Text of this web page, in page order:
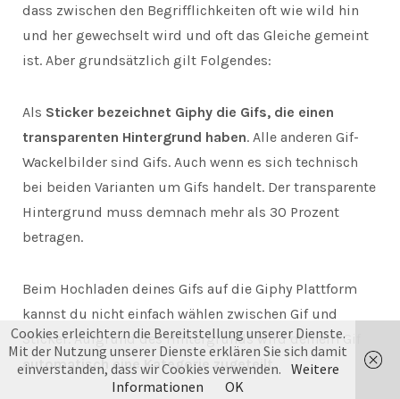
dass zwischen den Begrifflichkeiten oft wie wild hin
und her gewechselt wird und oft das Gleiche gemeint
ist. Aber grundsätzlich gilt Folgendes:
Als Sticker bezeichnet Giphy die Gifs, die einen
transparenten Hintergrund haben. Alle anderen Gif-
Wackelbilder sind Gifs. Auch wenn es sich technisch
bei beiden Varianten um Gifs handelt. Der transparente
Hintergrund muss demnach mehr als 30 Prozent
betragen.
Beim Hochladen deines Gifs auf die Giphy Plattform
kannst du nicht einfach wählen zwischen Gif und
Sticker. Aufgrund des Hintergrunds wird deinem Gif
automatisch eine Kategorie zugeteilt.
Cookies erleichtern die Bereitstellung unserer Dienste.
Mit der Nutzung unserer Dienste erklären Sie sich damit
einverstanden, dass wir Cookies verwenden. Weitere
Informationen
OK